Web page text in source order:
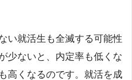
い就活生も全滅する可能性
少ないと、内定率も低くな
高くなるのです。就活を成